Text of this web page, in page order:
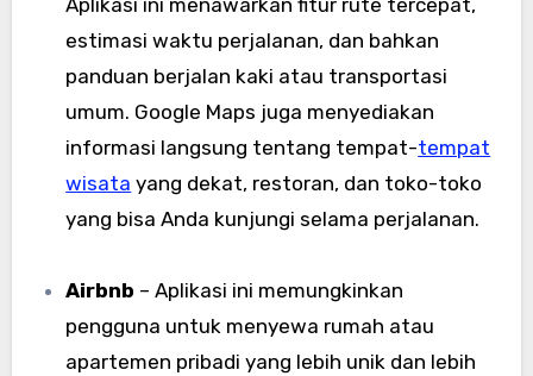
Aplikasi ini menawarkan fitur rute tercepat,
estimasi waktu perjalanan, dan bahkan
panduan berjalan kaki atau transportasi
umum. Google Maps juga menyediakan
informasi langsung tentang tempat-tempat
wisata yang dekat, restoran, dan toko-toko
yang bisa Anda kunjungi selama perjalanan.
Airbnb – Aplikasi ini memungkinkan
pengguna untuk menyewa rumah atau
apartemen pribadi yang lebih unik dan lebih